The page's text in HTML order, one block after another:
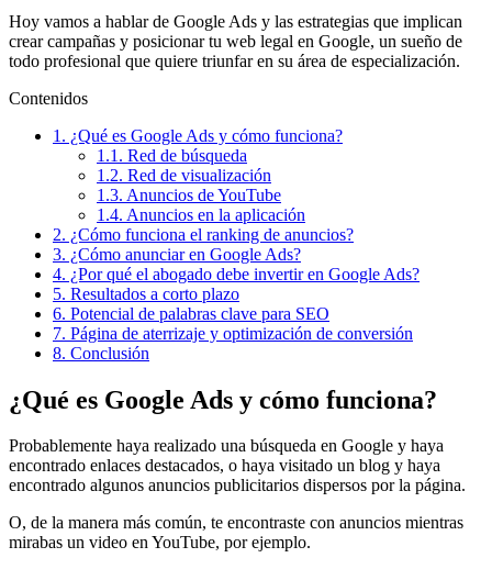
Hoy vamos a hablar de Google Ads y las estrategias que implican
crear campañas y posicionar tu web legal en Google, un sueño de
todo profesional que quiere triunfar en su área de especialización.
Contenidos
1. ¿Qué es Google Ads y cómo funciona?
1.1. Red de búsqueda
1.2. Red de visualización
1.3. Anuncios de YouTube
1.4. Anuncios en la aplicación
2. ¿Cómo funciona el ranking de anuncios?
3. ¿Cómo anunciar en Google Ads?
4. ¿Por qué el abogado debe invertir en Google Ads?
5. Resultados a corto plazo
6. Potencial de palabras clave para SEO
7. Página de aterrizaje y optimización de conversión
8. Conclusión
¿Qué es Google Ads y cómo funciona?
Probablemente haya realizado una búsqueda en Google y haya
encontrado enlaces destacados, o haya visitado un blog y haya
encontrado algunos anuncios publicitarios dispersos por la página.
O, de la manera más común, te encontraste con anuncios mientras
mirabas un video en YouTube, por ejemplo.